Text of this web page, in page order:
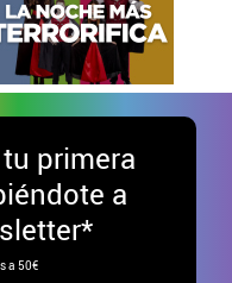
primera
a
a 50€